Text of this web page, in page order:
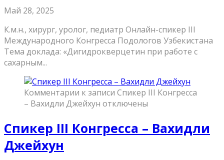
Май 28, 2025
К.м.н., хирург, уролог, педиатр Онлайн-спикер III
Международного Конгресса Подологов Узбекистана
Тема доклада: «Дигидрокверцетин при работе с
сахарным...
Комментарии к записи Спикер III Конгресса
– Вахидли Джейхун отключены
Спикер III Конгресса – Вахидли
Джейхун